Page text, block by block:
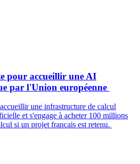
pour accueillir une AI
par l'Union européenne
une infrastructure de calcul
et s'engage à acheter 100 millions
si un projet français est retenu.